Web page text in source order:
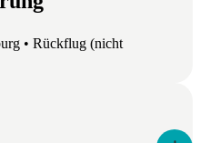
• Rückflug (nicht